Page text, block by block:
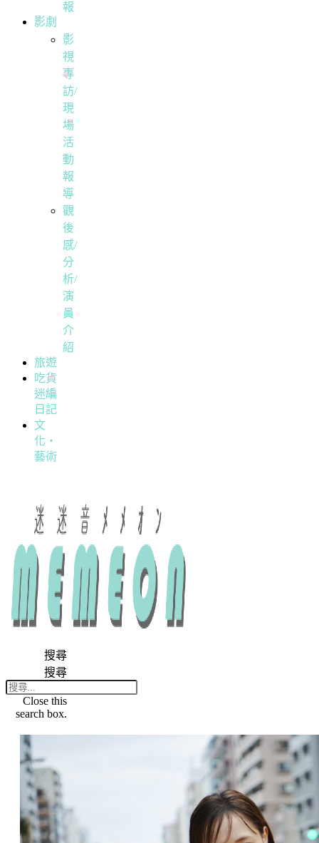
報
影劇
影
視
專
訪/
現
場
活
動
報
導
觀
後
感/
分
析/
演
員
介
紹
旅遊
吃貨
迷編
日記
文
化・
藝術
搜尋
搜尋
Close this
search box.